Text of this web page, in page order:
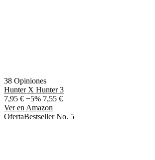
38 Opiniones
Hunter X Hunter 3
7,95 € −5% 7,55 €
Ver en Amazon
OfertaBestseller No. 5